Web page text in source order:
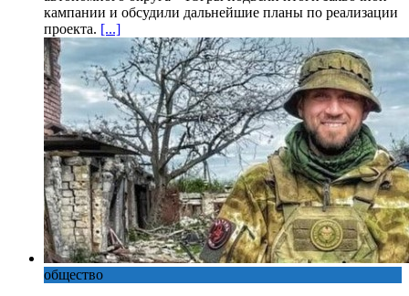
кампании и обсудили дальнейшие планы по реализации
проекта. [...]
общество